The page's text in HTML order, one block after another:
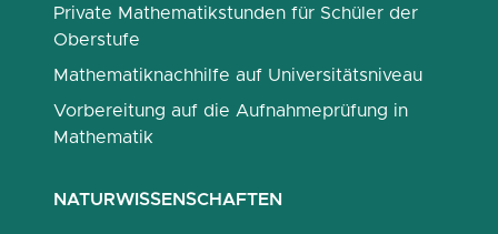
Private Mathematikstunden für Schüler der
Oberstufe
Mathematiknachhilfe auf Universitätsniveau
Vorbereitung auf die Aufnahmeprüfung in
Mathematik
NATURWISSENSCHAFTEN